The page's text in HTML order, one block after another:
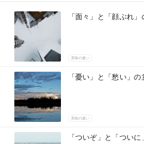
「面々」と「顔ぶれ
意味の違い
「憂い」と「愁い」
意味の違い
「ついぞ」と「つい